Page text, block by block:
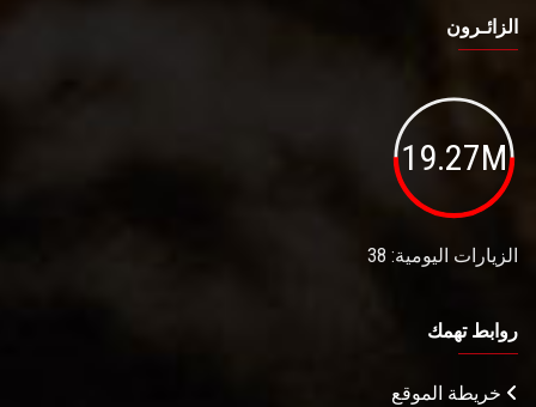
الزائـرون
19.27M
الزيارات اليومية: 38
روابط تهمك
خريطة الموقع